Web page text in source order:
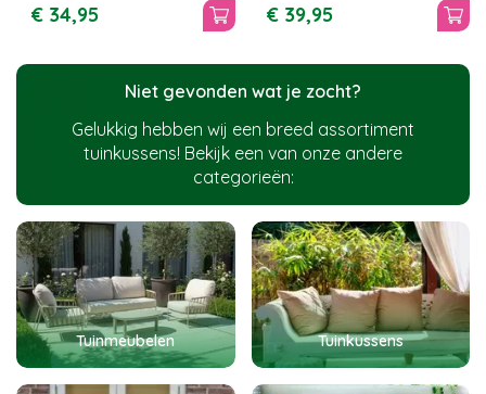
€ 34,95 € 39,95
Niet gevonden wat je zocht?
Gelukkig hebben wij een breed assortiment
tuinkussens! Bekijk een van onze andere
categorieën:
Tuinmeubelen Tuinkussens